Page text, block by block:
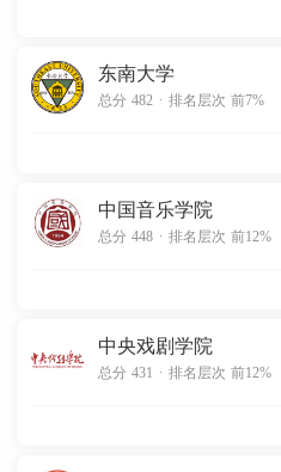
东南大学
总分 482 . 排名层次 前7%
中国音乐学院
总分 448 . 排名层次 前12%
中央戏剧学院
总分 431 . 排名层次 前12%